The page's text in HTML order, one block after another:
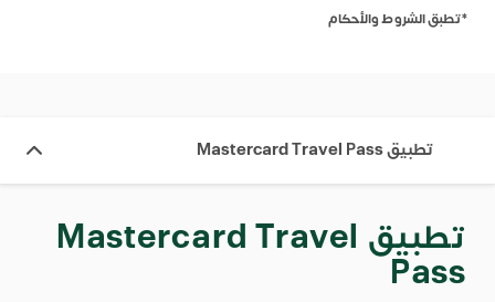
*تطبق الشروط والأحكام
تطبيق Mastercard Travel Pass
تطبيق Mastercard Travel
Pass